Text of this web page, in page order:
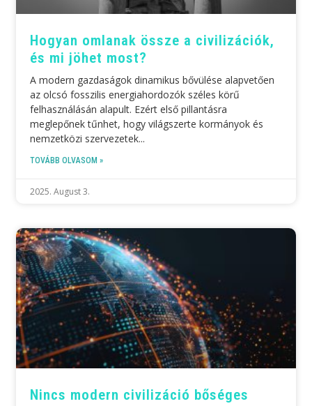
Hogyan omlanak össze a civilizációk,
és mi jöhet most?
A modern gazdaságok dinamikus bővülése alapvetően
az olcsó fosszilis energiahordozók széles körű
felhasználásán alapult. Ezért első pillantásra
meglepőnek tűnhet, hogy világszerte kormányok és
nemzetközi szervezetek
TOVÁBB OLVASOM »
2025. August 3.
Nincs modern civilizáció bőséges